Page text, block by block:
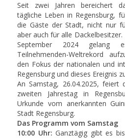
Seit zwei Jahren bereichert
tägliche Leben in Regensburg,
die Gäste der Stadt, nicht nur
aber auch für alle
September 2024
Teilnehmenden-Weltrekord
den Fokus der nationalen und
Regensburg und dieses Ereignis
An Samstag, 26.04.2025, feiert
zweiten Jahrestag in
Urkunde vom anerkannten
Stadt Regensburg.
Das Programm vom Samstag
10:00 Uhr: Ganztägig gibt es